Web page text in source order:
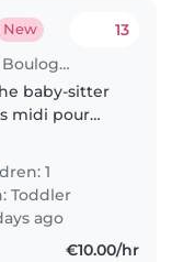
New
Babysitting job in Boulogne-Billancourt
13
baby-sitter
midi pour
1
Toddler
ago
€10.00/hr